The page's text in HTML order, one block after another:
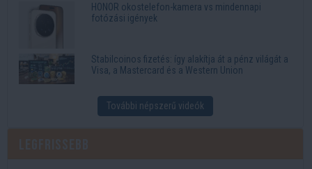
HONOR okostelefon-kamera vs mindennapi
fotózási igények
Stabilcoinos fizetés: így alakítja át a pénz világát a
Visa, a Mastercard és a Western Union
További népszerű videók